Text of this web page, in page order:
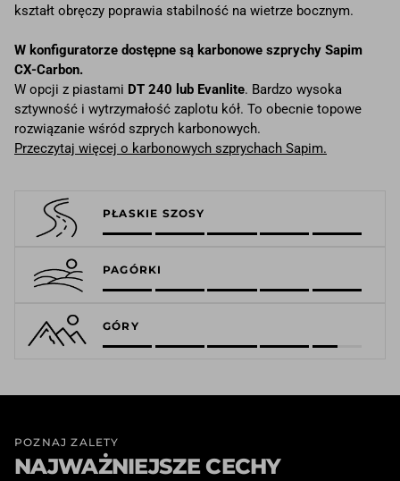
kształt obręczy poprawia stabilność na wietrze bocznym.
W konfiguratorze dostępne są karbonowe szprychy Sapim
CX-Carbon.
W opcji z piastami DT 240 lub Evanlite. Bardzo wysoka
sztywność i wytrzymałość zaplotu kół. To obecnie topowe
rozwiązanie wśród szprych karbonowych.
Przeczytaj więcej o karbonowych szprychach Sapim.
PŁASKIE SZOSY
PAGÓRKI
GÓRY
POZNAJ ZALETY
NAJWAŻNIEJSZE CECHY